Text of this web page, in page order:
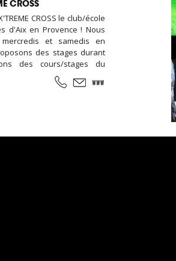
CROSS
CROSS le club/école
d'Aix en Provence ! Nous
et samedis en
des stages durant
des cours/stages du
aussi bien des
Contactez-nous !